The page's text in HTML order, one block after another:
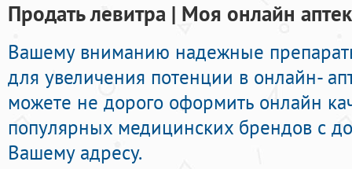
Продать левитра | Моя онлайн
Вашему вниманию надежные
для увеличения потенции в онлайн-
можете не дорого оформить онлайн
популярных медицинских брендов с
Вашему адресу.